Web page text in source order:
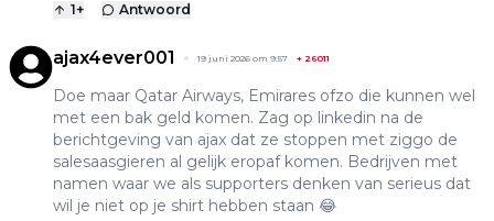
1+ Antwoord
ajax4ever001 19 juni 2026 om 9:57 + 26011
Doe maar Qatar Airways, Emirares ofzo die kunnen wel
met een bak geld komen. Zag op linkedin na de
berichtgeving van ajax dat ze stoppen met ziggo de
salesaasgieren al gelijk eropaf komen. Bedrijven met
namen waar we als supporters denken van serieus dat
wil je niet op je shirt hebben staan 😂